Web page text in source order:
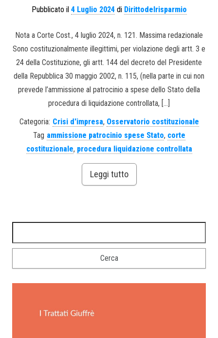
Pubblicato il 4 Luglio 2024di Dirittodelrisparmio
Nota a Corte Cost., 4 luglio 2024, n. 121. Massima redazionale
Sono costituzionalmente illegittimi, per violazione degli artt. 3 e
24 della Costituzione, gli artt. 144 del decreto del Presidente
della Repubblica 30 maggio 2002, n. 115, (nella parte in cui non
prevede l’ammissione al patrocinio a spese dello Stato della
procedura di liquidazione controllata, […]
Categoria: Crisi d'impresa, Osservatorio costituzionale
Tag ammissione patrocinio spese Stato, corte
costituzionale, procedura liquidazione controllata
Leggi tutto